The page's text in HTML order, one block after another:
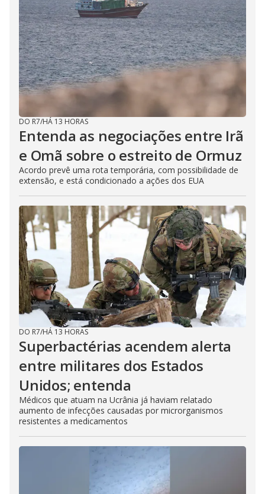
DO R7/HÁ 13 HORAS
Entenda as negociações entre Irã
e Omã sobre o estreito de Ormuz
Acordo prevê uma rota temporária, com possibilidade de
extensão, e está condicionado a ações dos EUA
DO R7/HÁ 13 HORAS
Superbactérias acendem alerta
entre militares dos Estados
Unidos; entenda
Médicos que atuam na Ucrânia já haviam relatado
aumento de infecções causadas por microrganismos
resistentes a medicamentos